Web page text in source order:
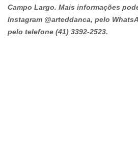
Campo Largo. Mais informações
Instagram @arteddanca, pelo
pelo telefone (41) 3392-2523.